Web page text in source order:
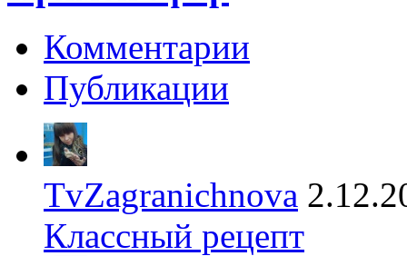
Комментарии
Публикации
TvZagranichnova
Классный рецепт